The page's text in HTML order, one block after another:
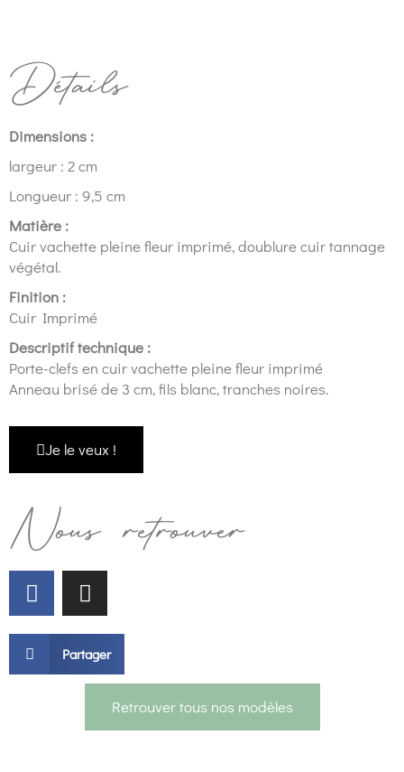
Détails
Dimensions :
largeur : 2 cm
Longueur : 9,5 cm
Matière :
Cuir vachette pleine fleur imprimé, doublure cuir tannage
végétal.
Finition :
Cuir Imprimé
Descriptif technique :
Porte-clefs en cuir vachette pleine fleur imprimé
Anneau brisé de 3 cm, fils blanc, tranches noires.
Je le veux !
Nous retrouver
Partager
Retrouver tous nos modèles